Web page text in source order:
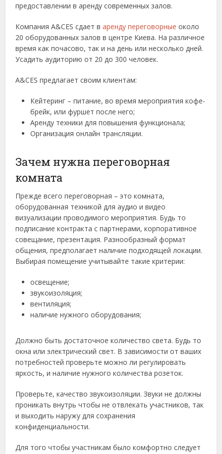
предоставлении в аренду современных залов.
Компания A&CES сдает варенду переговорные около
20 оборудованных залов в центре Киева. На различное
время как почасово, так и на день или несколько дней.
Усадить аудиторию от 20 до 300 человек.
A&CES предлагает своим клиентам:
Кейтеринг – питание, во время мероприятия кофе-
брейк, или фуршет после него;
Аренду техники для повышения функционала;
Организация онлайн трансляции.
Зачем нужна переговорная
комната
Прежде всего переговорная – это комната,
оборудованная техникой для аудио и видео
визуализации проводимого мероприятия. Будь то
подписание контракта с партнерами, корпоративное
совещание, презентация. Разнообразный формат
общения, предполагает наличие подходящей локации.
Выбирая помещение учитывайте такие критерии:
освещение;
звукоизоляция;
вентиляция;
наличие нужного оборудования;
Должно быть достаточное количество света. Будь то
окна или электрический свет. В зависимости от ваших
потребностей проверьте можно ли регулировать
яркость, и наличие нужного количества розеток.
Проверьте, качество звукоизоляции. Звуки не должны
проникать внутрь чтобы не отвлекать участников, так
и выходить наружу для сохранения
конфиденциальности.
Для того чтобы участникам было комфортно следует